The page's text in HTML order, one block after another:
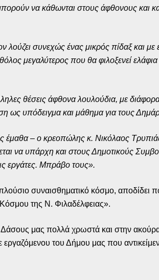
να κάθωνται στους άφθονους
συνεχώς ένας μικρός πίδαξ και
μεγαλύτερος που θα φιλοξενεί
θέσεις άφθονα λουλούδια, με
ως υπόδειγμα και μάθημα για τους
έμαθα – ο κρεοπώλης κ. Νικόλαος
να υπάρχη και στους Δημοτικούς
εργάτες. Μπράβο τους».
συναισθηματικό κόσμο, αποδίδει
της Ν. Φιλαδέλφειας».
μας πολλά χρωστά και στην
του Δήμου μας που